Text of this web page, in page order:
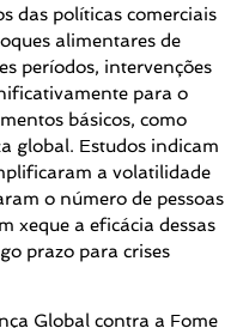
das políticas comerciais
alimentares de
períodos, intervenções
para o
básicos, como
global. Estudos indicam
a volatilidade
o número de pessoas
xeque a eficácia dessas
prazo para crises
Global contra a Fome